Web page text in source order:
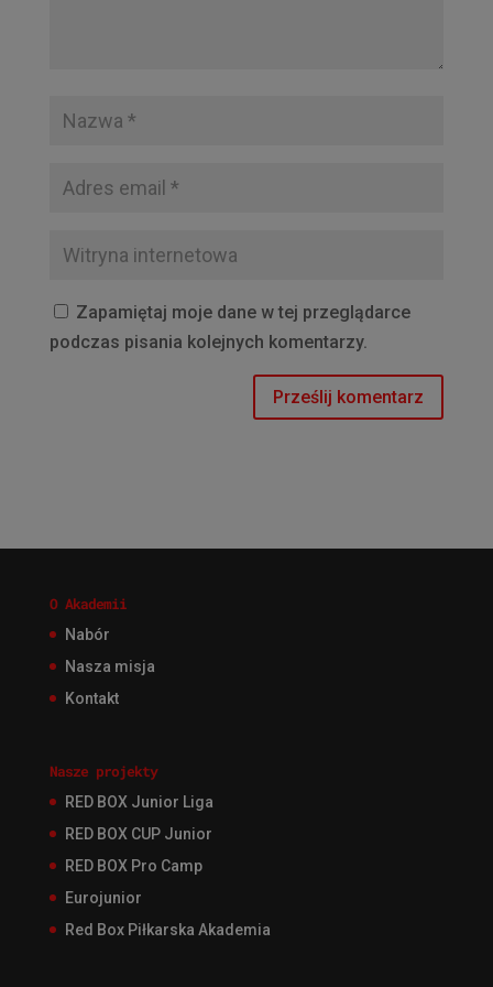
Zapamiętaj moje dane w tej przeglądarce
podczas pisania kolejnych komentarzy.
O Akademii
Nabór
Nasza misja
Kontakt
Nasze projekty
RED BOX Junior Liga
RED BOX CUP Junior
RED BOX Pro Camp
Eurojunior
Red Box Piłkarska Akademia